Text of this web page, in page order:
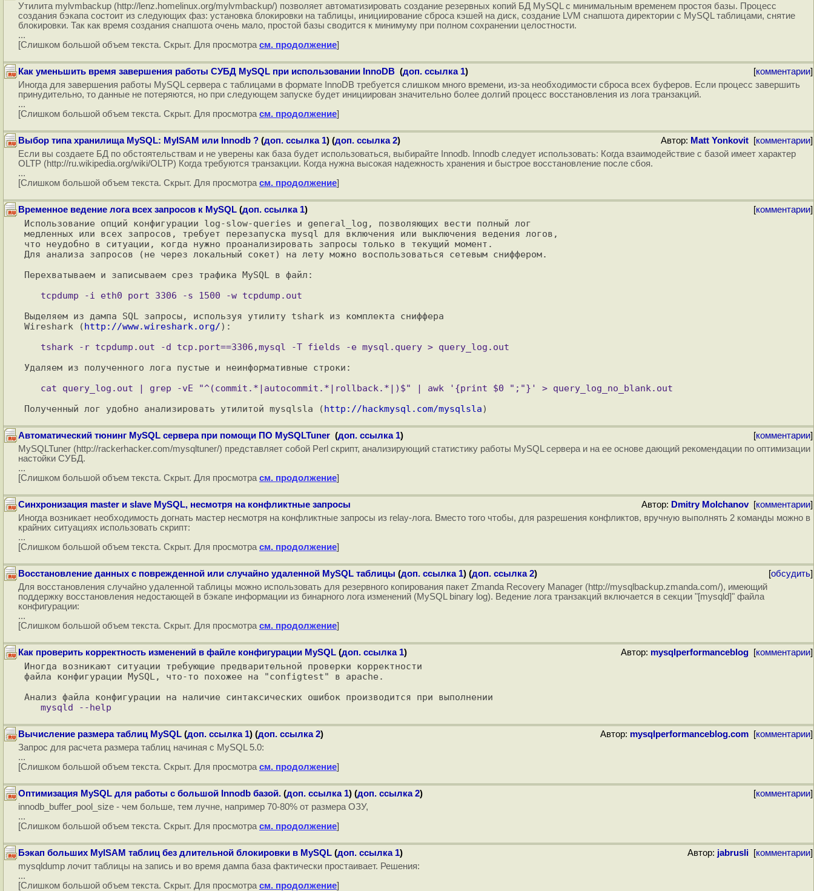
Утилита mylvmbackup (http://lenz.homelinux.org/mylvmbackup/) позволяет автоматизировать создание резервных копий БД MySQL с минимальным временем простоя базы. Процесс
создания бэкапа состоит из следующих фаз: установка блокировки на таблицы, инициирование сброса кэшей на диск, создание LVM снапшота директории с MySQL таблицами, снятие
блокировки. Так как время создания снапшота очень мало, простой базы сводится к минимуму при полном сохранении целостности.
...
[Слишком большой объем текста. Скрыт. Для просмотра см. продолжение]
Как уменьшить время завершения работы СУБД MySQL при использовании InnoDB (доп. ссылка 1) [комментарии]
Иногда для завершения работы MySQL сервера с таблицами в формате InnoDB требуется слишком много времени, из-за необходимости сброса всех буферов. Если процесс завершить
принудительно, то данные не потеряются, но при следующем запуске будет инициирован значительно более долгий процесс восстановления из лога транзакций.
...
[Слишком большой объем текста. Скрыт. Для просмотра см. продолжение]
Выбор типа хранилища MySQL: MyISAM или Innodb ? (доп. ссылка 1) (доп. ссылка 2) Автор: Matt Yonkovit [комментарии]
Если вы создаете БД по обстоятельствам и не уверены как база будет использоваться, выбирайте Innodb. Innodb следует использовать: Когда взаимодействие с базой имеет характер
OLTP (http://ru.wikipedia.org/wiki/OLTP) Когда требуются транзакции. Когда нужна высокая надежность хранения и быстрое восстановление после сбоя.
...
[Слишком большой объем текста. Скрыт. Для просмотра см. продолжение]
Временное ведение лога всех запросов к MySQL (доп. ссылка 1) [комментарии]
Использование опций конфигурации log-slow-queries и general_log, позволяющих вести полный лог
медленных или всех запросов, требует перезапуска mysql для включения или выключения ведения логов,
что неудобно в ситуации, когда нужно проанализировать запросы только в текущий момент.
Для анализа запросов (не через локальный сокет) на лету можно воспользоваться сетевым сниффером.
Перехватываем и записываем срез трафика MySQL в файл:
Выделяем из дампа SQL запросы, используя утилиту tshark из комплекта сниффера
Wireshark (http://www.wireshark.org/):
Удаляем из полученного лога пустые и неинформативные строки:
Полученный лог удобно анализировать утилитой mysqlsla (http://hackmysql.com/mysqlsla
Автоматический тюнинг MySQL сервера при помощи ПО MySQLTuner (доп. ссылка 1) [комментарии]
MySQLTuner (http://rackerhacker.com/mysqltuner/) представляет собой Perl скрипт, анализирующий статистику работы MySQL сервера и на ее основе дающий рекомендации по оптимизации
настойки СУБД.
...
[Слишком большой объем текста. Скрыт. Для просмотра см. продолжение]
Синхронизация master и slave MySQL, несмотря на конфликтные запросы Автор: Dmitry Molchanov[комментарии]
Иногда возникает необходимость догнать мастер несмотря на конфликтные запросы из relay-лога. Вместо того чтобы, для разрешения конфликтов, вручную выполнять 2 команды можно в
крайних ситуациях использовать скрипт:
...
[Слишком большой объем текста. Скрыт. Для просмотра см. продолжение]
Восстановление данных с поврежденной или случайно удаленной MySQL таблицы (доп. ссылка 1) (доп. ссылка 2) [обсудить]
Для восстановления случайно удаленной таблицы можно использовать для резервного копирования пакет Zmanda Recovery Manager (http://mysqlbackup.zmanda.com/), имеющий
поддержку восстановления недостающей в бэкапе информации из бинарного лога изменений (MySQL binary log). Ведение лога транзакций включается в секции "[mysqld]" файла
конфигурации:
...
[Слишком большой объем текста. Скрыт. Для просмотра см. продолжение]
Как проверить корректность изменений в файле конфигурации MySQL (доп. ссылка 1) Автор: mysqlperformanceblog [комментарии]
Иногда возникают ситуации требующие предварительной проверки корректности
файла конфигурации MySQL, что-то похожее на "configtest" в apache.
Вычисление размера таблиц MySQL (доп. ссылка 1) (доп. ссылка 2) Автор: mysqlperformanceblog.com [комментарии]
Запрос для расчета размера таблиц начиная с MySQL 5.0:
...
[Слишком большой объем текста. Скрыт. Для просмотра см. продолжение]
Оптимизация MySQL для работы с большой Innodb базой. (доп. ссылка 1) (доп. ссылка 2) [комментарии]
innodb_buffer_pool_size - чем больше, тем лучне, например 70-80% от размера ОЗУ,
...
[Слишком большой объем текста. Скрыт. Для просмотра см. продолжение]
Бэкап больших MyISAM таблиц без длительной блокировки в MySQL (доп. ссылка 1) Автор: jabrusli [комментарии]
mysqldump лочит таблицы на запись и во время дампа база фактически простаивает. Решения:
...
[Слишком большой объем текста. Скрыт. Для просмотра см. продолжение]